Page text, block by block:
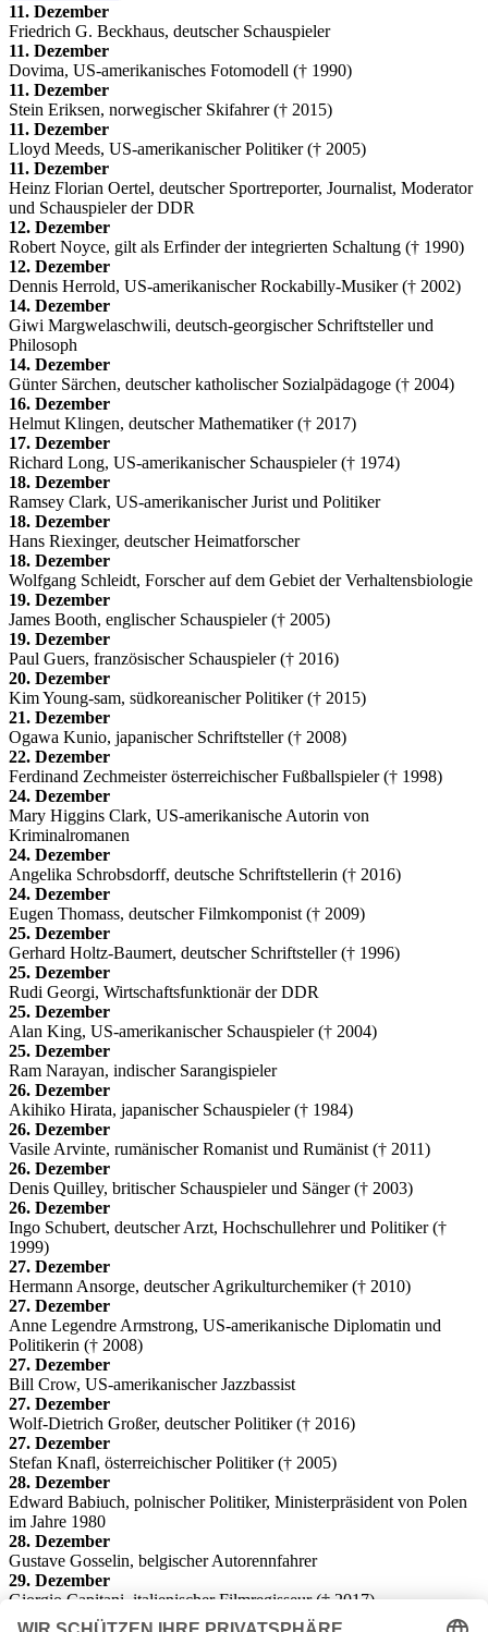
11. Dezember
Friedrich G. Beckhaus, deutscher Schauspieler
11. Dezember
Dovima, US-amerikanisches Fotomodell († 1990)
11. Dezember
Stein Eriksen, norwegischer Skifahrer († 2015)
11. Dezember
Lloyd Meeds, US-amerikanischer Politiker († 2005)
11. Dezember
Heinz Florian Oertel, deutscher Sportreporter, Journalist, Moderator
und Schauspieler der DDR
12. Dezember
Robert Noyce, gilt als Erfinder der integrierten Schaltung († 1990)
12. Dezember
Dennis Herrold, US-amerikanischer Rockabilly-Musiker († 2002)
14. Dezember
Giwi Margwelaschwili, deutsch-georgischer Schriftsteller und
Philosoph
14. Dezember
Günter Särchen, deutscher katholischer Sozialpädagoge († 2004)
16. Dezember
Helmut Klingen, deutscher Mathematiker († 2017)
17. Dezember
Richard Long, US-amerikanischer Schauspieler († 1974)
18. Dezember
Ramsey Clark, US-amerikanischer Jurist und Politiker
18. Dezember
Hans Riexinger, deutscher Heimatforscher
18. Dezember
Wolfgang Schleidt, Forscher auf dem Gebiet der Verhaltensbiologie
19. Dezember
James Booth, englischer Schauspieler († 2005)
19. Dezember
Paul Guers, französischer Schauspieler († 2016)
20. Dezember
Kim Young-sam, südkoreanischer Politiker († 2015)
21. Dezember
Ogawa Kunio, japanischer Schriftsteller († 2008)
22. Dezember
Ferdinand Zechmeister österreichischer Fußballspieler († 1998)
24. Dezember
Mary Higgins Clark, US-amerikanische Autorin von
Kriminalromanen
24. Dezember
Angelika Schrobsdorff, deutsche Schriftstellerin († 2016)
24. Dezember
Eugen Thomass, deutscher Filmkomponist († 2009)
25. Dezember
Gerhard Holtz-Baumert, deutscher Schriftsteller († 1996)
25. Dezember
Rudi Georgi, Wirtschaftsfunktionär der DDR
25. Dezember
Alan King, US-amerikanischer Schauspieler († 2004)
25. Dezember
Ram Narayan, indischer Sarangispieler
26. Dezember
Akihiko Hirata, japanischer Schauspieler († 1984)
26. Dezember
Vasile Arvinte, rumänischer Romanist und Rumänist († 2011)
26. Dezember
Denis Quilley, britischer Schauspieler und Sänger († 2003)
26. Dezember
Ingo Schubert, deutscher Arzt, Hochschullehrer und Politiker (†
1999)
27. Dezember
Hermann Ansorge, deutscher Agrikulturchemiker († 2010)
27. Dezember
Anne Legendre Armstrong, US-amerikanische Diplomatin und
Politikerin († 2008)
27. Dezember
Bill Crow, US-amerikanischer Jazzbassist
27. Dezember
Wolf-Dietrich Großer, deutscher Politiker († 2016)
27. Dezember
Stefan Knafl, österreichischer Politiker († 2005)
28. Dezember
Edward Babiuch, polnischer Politiker, Ministerpräsident von Polen
im Jahre 1980
28. Dezember
Gustave Gosselin, belgischer Autorennfahrer
29. Dezember
Giorgio Capitani, italienischer Filmregisseur († 2017)
29. Dezember